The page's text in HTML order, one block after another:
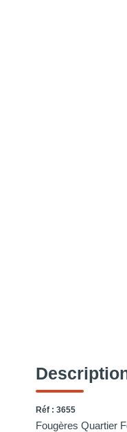
Réf : 3655
Fougères Quartier